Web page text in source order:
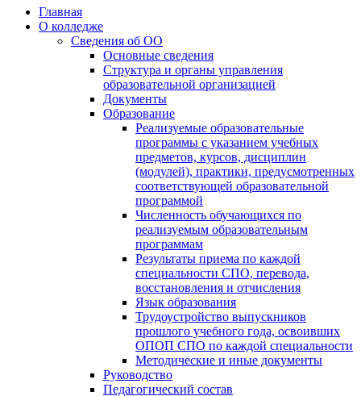
Главная
О колледже
Сведения об ОО
Основные сведения
Структура и органы управления
образовательной организацией
Документы
Образование
Реализуемые образовательные
программы с указанием учебных
предметов, курсов, дисциплин
(модулей), практики, предусмотренных
соответствующей образовательной
программой
Численность обучающихся по
реализуемым образовательным
программам
Результаты приема по каждой
специальности СПО, перевода,
восстановления и отчисления
Язык образования
Трудоустройство выпускников
прошлого учебного года, освоивших
ОПОП СПО по каждой специальности
Методические и иные документы
Руководство
Педагогический состав